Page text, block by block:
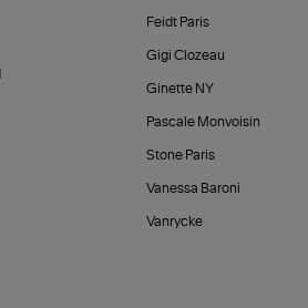
Feidt Paris
Gigi Clozeau
Ginette NY
Pascale Monvoisin
Stone Paris
Vanessa Baroni
Vanrycke